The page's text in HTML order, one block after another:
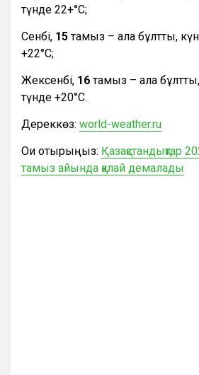
түнде 22+°С;
Сенбі, 15тамыз – ала бұлтты,
+22°С;
Жексенбі, 16тамыз – ала
түнде +20°С.
Дереккөз: world-weather.ru
Оқи отырыңыз: Қазақстандықтар
тамыз айында қалай демалады